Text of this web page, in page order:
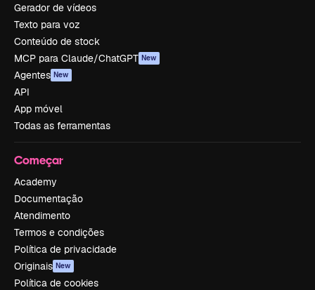
Gerador de vídeos
Texto para voz
Conteúdo de stock
MCP para Claude/ChatGPT New
Agentes New
API
App móvel
Todas as ferramentas
Começar
Academy
Documentação
Atendimento
Termos e condições
Política de privacidade
Originais New
Política de cookies